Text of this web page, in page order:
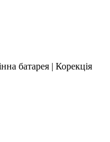
батарея | Корекція